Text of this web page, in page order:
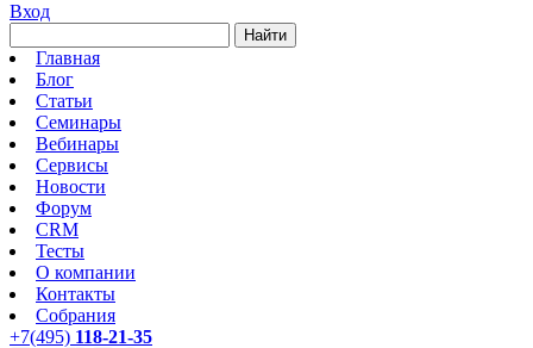
Вход
Найти
Главная
Блог
Статьи
Семинары
Вебинары
Сервисы
Новости
Форум
CRM
Тесты
О компании
Контакты
Собрания
+7(495) 118-21-35